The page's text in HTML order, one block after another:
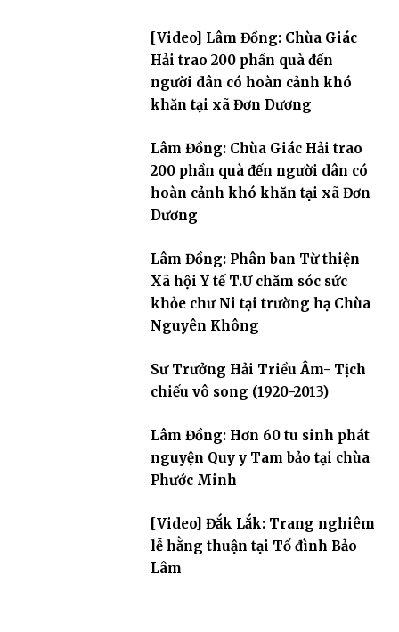
[Video] Lâm Đồng: Chùa Giác
Hải trao 200 phần quà đến
người dân có hoàn cảnh khó
khăn tại xã Đơn Dương
Lâm Đồng: Chùa Giác Hải trao
200 phần quà đến người dân có
hoàn cảnh khó khăn tại xã Đơn
Dương
Lâm Đồng: Phân ban Từ thiện
Xã hội Y tế T.Ư chăm sóc sức
khỏe chư Ni tại trường hạ Chùa
Nguyên Không
Sư Trưởng Hải Triều Âm- Tịch
chiếu vô song (1920-2013)
Lâm Đồng: Hơn 60 tu sinh phát
nguyện Quy y Tam bảo tại chùa
Phước Minh
[Video] Đắk Lắk: Trang nghiêm
lễ hằng thuận tại Tổ đình Bảo
Lâm